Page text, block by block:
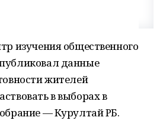
изучения общественного
данные
жителей
в выборах в
— Курултай РБ.